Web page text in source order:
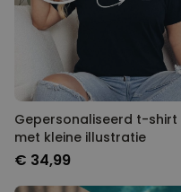
Gepersonaliseerd t-shirt
met kleine illustratie
€ 34,99